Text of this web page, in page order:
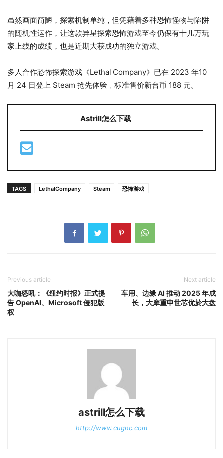
虽然画面简陋，探索机制单纯，但凭藉着多种恐怖怪物与陷阱
的随机性运作，让这款异星探索恐怖游戏至今仍保有十几万玩
家上线的成绩，也是近期大获成功的独立游戏。
多人合作恐怖探索游戏《Lethal Company》已在 2023 年10
月 24 日登上 Steam 抢先体验，标准售价新台币 188 元。
Astrill怎么下载
TAGS LethalCompany Steam 恐怖游戏
Previous article
大咖怒吼：《纽约时报》正式提
告 OpenAI、Microsoft 侵犯版
权
Next article
车用、边缘 AI 推动 2025 年成
长，大摩重申世芯优於大盘
astrill怎么下载
http://www.cugnc.com